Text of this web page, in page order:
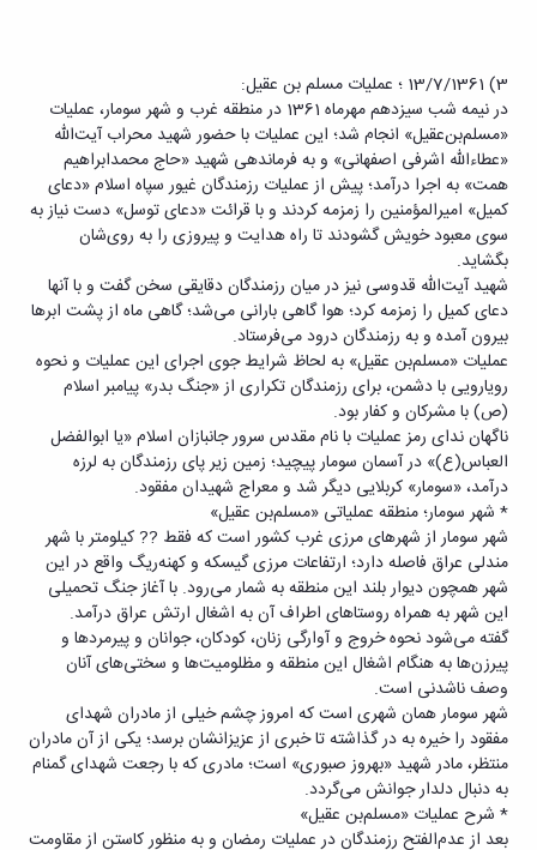
3) 13/7/1361 ؛ عملیات مسلم بن عقیل:
در نیمه شب سیزدهم مهرماه 1361 در منطقه غرب و شهر سومار، عملیات
«مسلم‌بن‌عقیل» انجام شد؛ این عملیات با حضور شهید محراب آیت‌الله
«عطاءالله اشرفی اصفهانی» و به فرماندهی شهید «حاج محمدابراهیم
همت» به اجرا درآمد؛ پیش از عملیات رزمندگان غیور سپاه اسلام «دعای
کمیل» امیرالمؤمنین را زمزمه کردند و با قرائت «دعای توسل» دست نیاز به
سوی معبود خویش گشودند تا راه هدایت و پیروزی را به روی‌شان
بگشاید.
شهید آیت‌الله قدوسی نیز در میان رزمندگان دقایقی سخن گفت و با آنها
دعای کمیل را زمزمه کرد؛‌ هوا گاهی بارانی می‌شد؛ گاهی ماه از پشت ابرها
بیرون آمده و به رزمندگان درود می‌فرستاد.
عملیات «مسلم‌بن عقیل» به لحاظ شرایط جوی اجرای این عملیات و نحوه
رویارویی با دشمن، برای رزمندگان تکراری از «جنگ بدر» پیامبر اسلام
(ص) با مشرکان و کفار بود.
ناگهان ندای رمز عملیات با نام مقدس سرور جانبازان اسلام «یا ابوالفضل
العباس(ع)» در آسمان سومار پیچید؛ زمین زیر پای رزمندگان به لرزه
درآمد، «سومار» کربلایی دیگر شد و معراج شهیدان مفقود.
* شهر سومار؛ منطقه عملیاتی «مسلم‌بن عقیل»
شهر سومار از شهرهای مرزی غرب کشور است که فقط ?? کیلومتر با شهر
مندلی عراق فاصله دارد؛ ارتفاعات مرزی گیسکه و کهنه‌ریگ واقع در این
شهر همچون دیوار بلند این منطقه به شمار می‌رود. با آغاز جنگ تحمیلی
این شهر به همراه روستاهای اطراف آن به اشغال ارتش عراق درآمد.
گفته می‌شود نحوه خروج و آوارگی زنان، کودکان، جوانان و پیرمردها و
پیرزن‌ها به هنگام اشغال این منطقه و مظلومیت‌ها و سختی‌های آنان
وصف ناشدنی است.
شهر سومار همان شهری است که امروز چشم خیلی از مادران شهدای
مفقود را خیره به در گذاشته تا خبری از عزیزانشان برسد؛ یکی از آن مادران
منتظر، مادر شهید «بهروز صبوری» است؛ مادری که با رجعت شهدای گمنام
به دنبال دلدار جوانش می‌گردد.
* شرح عملیات «مسلم‌بن عقیل»
بعد از عدم‌الفتح رزمندگان در عملیات رمضان و به منظور کاستن از مقاومت